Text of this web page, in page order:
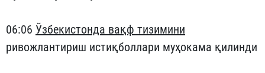
06:06 Ўзбекистонда вақф тизимини
ривожлантириш истиқболлари муҳокама қилинди